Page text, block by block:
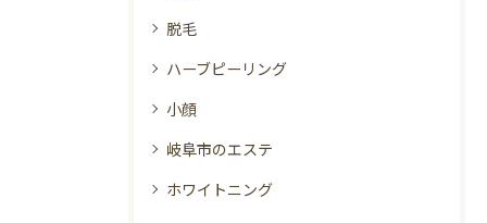
脱毛
ハーブピーリング
小顔
岐阜市のエステ
ホワイトニング